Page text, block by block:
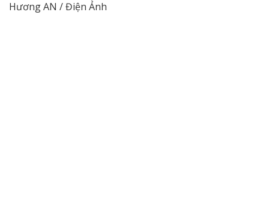
Hương AN / Điện Ảnh